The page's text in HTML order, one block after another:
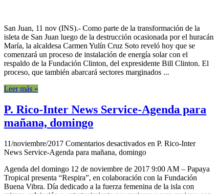
San Juan, 11 nov (INS).- Como parte de la transformación de la
isleta de San Juan luego de la destrucción ocasionada por el huracán
María, la alcaldesa Carmen Yulín Cruz Soto reveló hoy que se
comenzará un proceso de instalación de energía solar con el
respaldo de la Fundación Clinton, del expresidente Bill Clinton. El
proceso, que también abarcará sectores marginados ...
Leer más »
P. Rico-Inter News Service-Agenda para
mañana, domingo
11/noviembre/2017 Comentarios desactivados en P. Rico-Inter
News Service-Agenda para mañana, domingo
Agenda del domingo 12 de noviembre de 2017 9:00 AM – Papaya​ ​
Tropical​ ​presenta “Respira”, en colaboración con la Fundación
Buena Vibra. Día dedicado a la fuerza femenina de la isla con